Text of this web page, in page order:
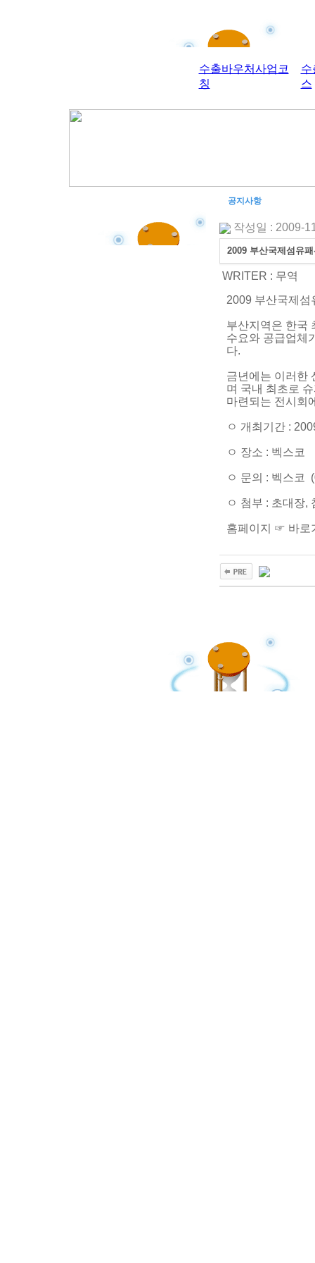
공지사항
작성일 : 2009-
2009 부산국제섬유
WRITER : 무역
2009 부산국제섬
부산지역은 한국
수요와 공급업체
다.
금년에는 이러한
며 국내 최초로
마련되는 전시회
ㅇ 개최기간 :
ㅇ 장소 : 벡스코
ㅇ 문의 : 벡스코
ㅇ 첨부 : 초대장,
홈페이지 ☞ 바로